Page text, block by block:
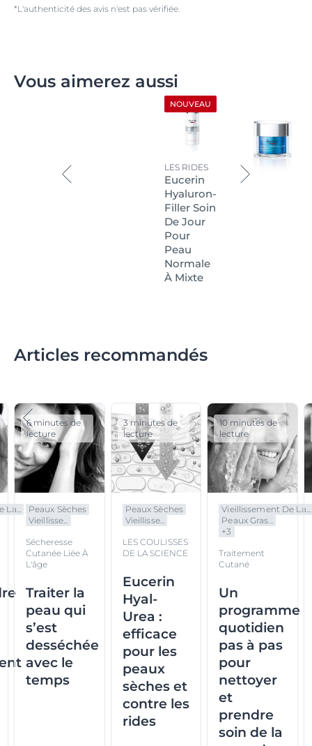
*L'authenticité des avis n'est pas vérifiée.
Vous aimerez aussi
NOUVEAU
LES RIDES
Eucerin
Hyaluron-
Filler Soin
De Jour
Pour
Peau
Normale
À Mixte
Articles recommandés
La...
Peaux Sèches
Vieillisse...
Sécheresse
Cutanée Liée À
L'âge
Traiter la
peau qui
s’est
desséchée
avec le
temps
6 minutes de
lecture
Peaux Sèches
Vieillisse...
LES COULISSES
DE LA SCIENCE
Eucerin
Hyal-
Urea :
efficace
pour les
peaux
sèches et
contre les
rides
3 minutes de
lecture
Vieillissement De La...
Peaux Gras...
+3
Traitement
Cutané
Un
programme
quotidien
pas à pas
pour
nettoyer
et
prendre
soin de la
10 minutes de
lecture